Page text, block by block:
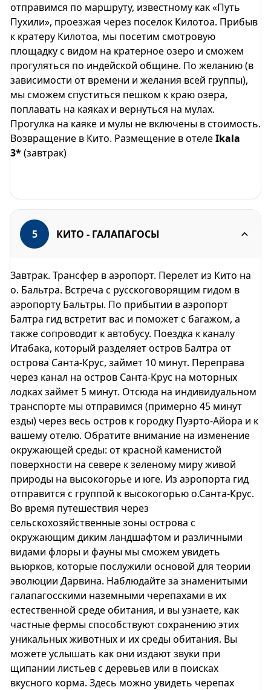
отправимся по маршруту, известному как «Путь
Пухили», проезжая через поселок Килотоа. Прибыв
к кратеру Килотоа, мы посетим смотровую
площадку с видом на кратерное озеро и сможем
прогуляться по индейской общине. По желанию (в
зависимости от времени и желания всей группы),
мы сможем спуститься пешком к краю озера,
поплавать на каяках и вернуться на мулах.
Прогулка на каяке и мулы не включены в стоимость.
Возвращение в Кито. Размещение в отелеIkala
3*(завтрак)
5 КИТО - ГАЛАПАГОСЫ
Завтрак. Трансфер в аэропорт. Перелет из Кито на
о. Бальтра. Встреча с русскоговорящим гидом в
аэропорту Бальтры. По прибытии в аэропорт
Балтра гид встретит вас и поможет с багажом, а
также сопроводит к автобусу. Поездка к каналу
Итабака, который разделяет остров Балтра от
острова Санта-Крус, займет 10 минут. Переправа
через канал на остров Санта-Крус на моторных
лодках займет 5 минут. Отсюда на индивидуальном
транспорте мы отправимся (примерно 45 минут
езды) через весь остров к городку Пуэрто-Айора и к
вашему отелю. Обратите внимание на изменение
окружающей среды: от красной каменистой
поверхности на севере к зеленому миру живой
природы на высокогорье и юге. Из аэропорта гид
отправится с группой к высокогорью о.Санта-Крус.
Во время путешествия через
сельскохозяйственные зоны острова с
окружающим диким ландшафтом и различными
видами флоры и фауны мы сможем увидеть
вьюрков, которые послужили основой для теории
эволюции Дарвина. Наблюдайте за знаменитыми
галапагосскими наземными черепахами в их
естественной среде обитания, и вы узнаете, как
частные фермы способствуют сохранению этих
уникальных животных и их среды обитания. Вы
можете услышать как они издают звуки при
щипании листьев с деревьев или в поисках
вкусного корма. Здесь можно увидеть черепах